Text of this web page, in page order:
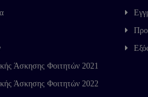
Άσκησης Φοιτητών 2021
Άσκησης Φοιτητών 2022